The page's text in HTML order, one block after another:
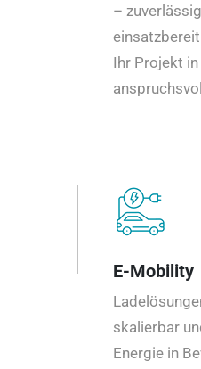
–
Ihr Projekt
E-Mobility
skalierbar
Energie in